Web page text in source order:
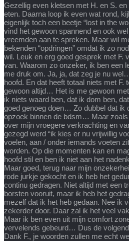
Gezellig even kletsen met H. en S.
eten. Daarna loop ik even wat rond,
eigenlijk toch een beetje “lost in the
vind het gewoon spannend en ook
vreemden aan te spreken. Maar wil
bekenden “opdringen” omdat ik zo
wil. Leuk en erg goed gesprek met F.
van. Waarom zo onzeker, ik ben een
me druk om. Ja, ja, dat zeg je nu
hoofd. En dat heeft totaal niets met F.
gewoon altijd… Het is me gewoon
ik niets waard ben, dat ik dom ben,
goed genoeg doen… Zo dubbel dat ik
opzoek binnen de bdsm… Maar
over mijn vroegere verkrachting en
gezegd werd “ik kies er nu vrijwillig
voelen, aan / onder iemands voeten
worden. Op die momenten kan en
hoofd stil en ben ik niet aan het
Maar goed, terug naar mijn
rode jurkje gekocht en ik heb het
continu gedragen. Niet altijd met een
borsten vooruit, maar ik heb het
mezelf dat ik het heb gedaan. Nee ik
zekerder door. Daar zal ik het veel
Maar ik ben even uit mijn comfort
vervelends gebeurd… Dus de
Dank F., je woorden zullen me echt